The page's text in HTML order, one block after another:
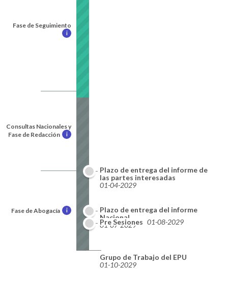
Fase de Seguimiento
i
Consultas Nacionales y
Fase de Redacción
i
Fase de Abogacía i
Plazo de entrega del informe de
las partes interesadas
01-04-2029
Plazo de entrega del informe
Nacional
01-07-2029
Pre Sesiones 01-08-2029
Grupo de Trabajo del EPU
01-10-2029